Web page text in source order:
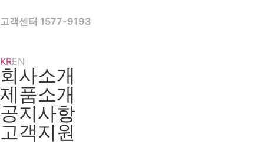
to
고객센터 1577-9193
KREN
회사소개
제품소개
공지사항
고객지원